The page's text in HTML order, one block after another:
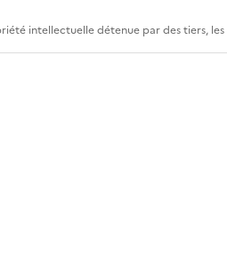
intellectuelle détenue par des tiers,